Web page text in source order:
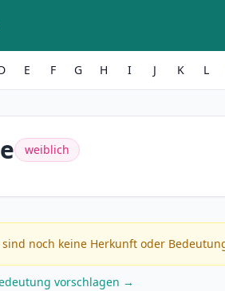
E F G H I J K L
weiblich
sind noch keine Herkunft oder
vorschlagen →